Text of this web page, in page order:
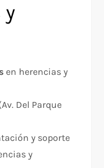
y
en herencias y
Del Parque
y soporte
y